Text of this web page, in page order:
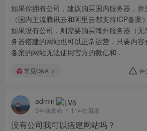
如果你拥有公司，建议购买国内服务器，
（国内主流腾讯云和阿里云都支持ICP备案）
如果没有公司，则需要购买海外服务器（
务器搭建的网站也可以正常运营，只要内
备案的网站无法使用官方的微信和...
常见Q&A 评
admin
3年前发布 114次阅读
没有公司我可以搭建网站吗？